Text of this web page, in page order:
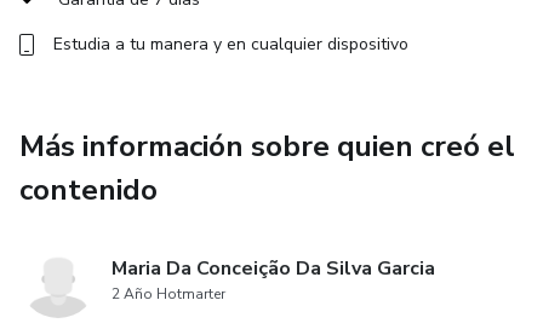
Estudia a tu manera y en cualquier dispositivo
Más información sobre quien creó el
contenido
Maria Da Conceição Da Silva Garcia
2 Año Hotmarter